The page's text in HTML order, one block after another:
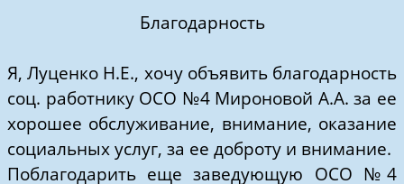
Благодарность
Я, Луценко Н.Е., хочу объявить благодарность
соц. работнику ОСО №4 Мироновой А.А. за ее
хорошее обслуживание, внимание, оказание
социальных услуг, за ее доброту и внимание.
Поблагодарить еще заведующую ОСО №4